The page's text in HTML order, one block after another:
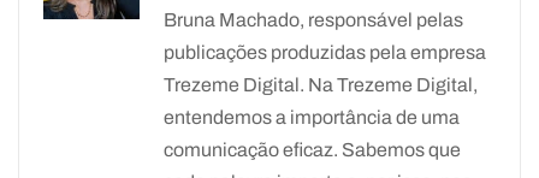
Bruna Machado, responsável pelas
publicações produzidas pela empresa
Trezeme Digital. Na Trezeme Digital,
entendemos a importância de uma
comunicação eficaz. Sabemos que